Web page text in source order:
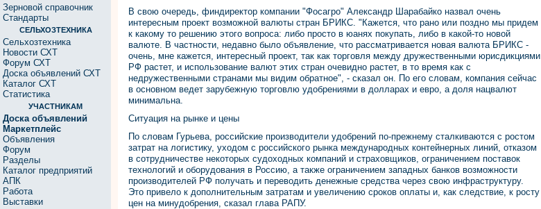
Зерновой справочник
Стандарты
СЕЛЬХОЗТЕХНИКА
Сельхозтехника
Новости СХТ
Форум СХТ
Доска объявлений СХТ
Каталог СХТ
Статистика
УЧАСТНИКАМ
Доска объявлений
Маркетплейс
Объявления
Форум
Разделы
Каталог предприятий
АПК
Работа
Выставки
В свою очередь, финдиректор компании "Фосагро" Александр Шарабайко назвал очень
интересным проект возможной валюты стран БРИКС. "Кажется, что рано или поздно мы придем
к какому то решению этого вопроса: либо просто в юанях покупать, либо в какой-то новой
валюте. В частности, недавно было объявление, что рассматривается новая валюта БРИКС -
очень, мне кажется, интересный проект, так как торговля между дружественными юрисдикциями
РФ растет, и использование валют этих стран очевидно растет, в то время как с
недружественными странами мы видим обратное", - сказал он. По его словам, компания сейчас
в основном ведет зарубежную торговлю удобрениями в долларах и евро, а доля нацвалют
минимальна.
Ситуация на рынке и цены
По словам Гурьева, российские производители удобрений по-прежнему сталкиваются с ростом
затрат на логистику, уходом с российского рынка международных контейнерных линий, отказом
в сотрудничестве некоторых судоходных компаний и страховщиков, ограничением поставок
технологий и оборудования в Россию, а также ограничением западных банков возможности
производителей РФ получать и переводить денежные средства через свою инфраструктуру.
Это привело к дополнительным затратам и увеличению сроков оплаты и, как следствие, к росту
цен на минудобрения, сказал глава РАПУ.